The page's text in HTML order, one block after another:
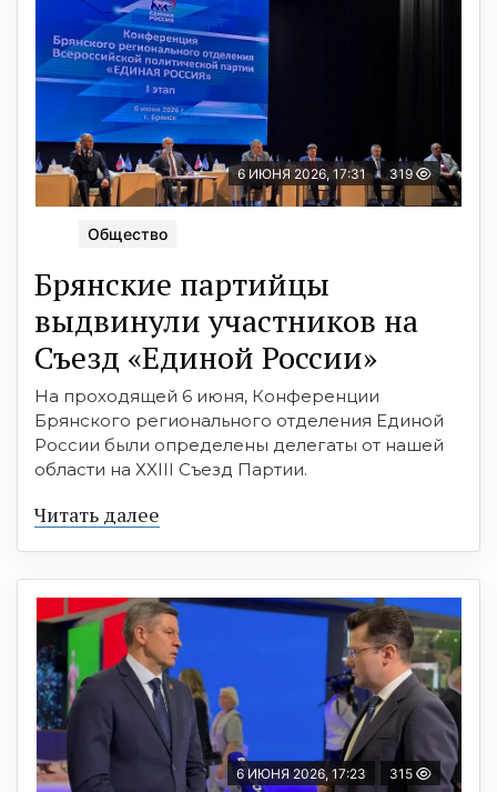
6 ИЮНЯ 2026, 17:31 319
Общество
Брянские партийцы
выдвинули участников на
Съезд «Единой России»
На проходящей 6 июня, Конференции
Брянского регионального отделения Единой
России были определены делегаты от нашей
области на ХXIII Съезд Партии.
Читать далее
6 ИЮНЯ 2026, 17:23 315